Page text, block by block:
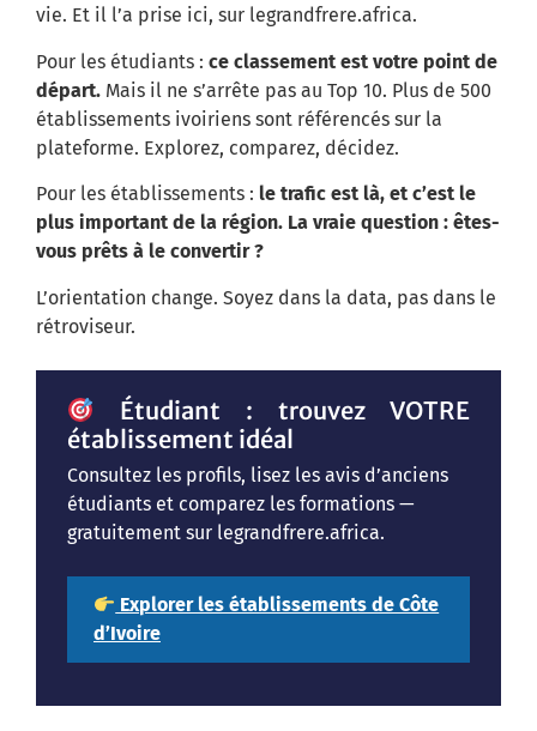
vie. Et il l’a prise ici, sur legrandfrere.africa.
Pour les étudiants : ce classement est votre point de
départ. Mais il ne s’arrête pas au Top 10. Plus de 500
établissements ivoiriens sont référencés sur la
plateforme. Explorez, comparez, décidez.
Pour les établissements : le trafic est là, et c’est le
plus important de la région. La vraie question : êtes-
vous prêts à le convertir ?
L’orientation change. Soyez dans la data, pas dans le
rétroviseur.
Étudiant : trouvez VOTRE
établissement idéal
Consultez les profils, lisez les avis d’anciens
étudiants et comparez les formations —
gratuitement sur legrandfrere.africa.
Explorer les établissements de Côte
d’Ivoire